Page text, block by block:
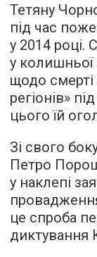
Тетяну
під час
у 2014 році.
у колишньої
щодо смерті
регіонів»
цього їй
Зі свого
Петро
у наклепі
це спроба
диктування